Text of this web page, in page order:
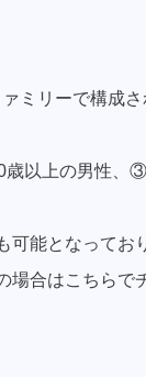
ミリーで構成
以上の男性、
可能となってお
場合はこちらで